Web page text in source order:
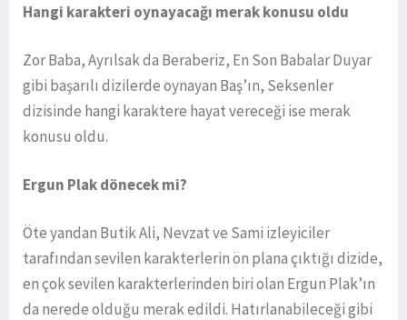
Hangi karakteri oynayacağı merak konusu oldu
Zor Baba, Ayrılsak da Beraberiz, En Son Babalar Duyar
gibi başarılı dizilerde oynayan Baş’ın, Seksenler
dizisinde hangi karaktere hayat vereceği ise merak
konusu oldu.
Ergun Plak dönecek mi?
Öte yandan Butik Ali, Nevzat ve Sami izleyiciler
tarafından sevilen karakterlerin ön plana çıktığı dizide,
en çok sevilen karakterlerinden biri olan Ergun Plak’ın
da nerede olduğu merak edildi. Hatırlanabileceği gibi